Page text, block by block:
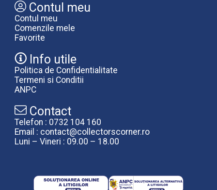
Contul meu
Contul meu
Comenzile mele
Favorite
Info utile
Politica de Confidentialitate
Termeni si Conditii
ANPC
Contact
Telefon : 0732 104 160
Email : contact@collectorscorner.ro
Luni – Vineri : 09.00 – 18.00